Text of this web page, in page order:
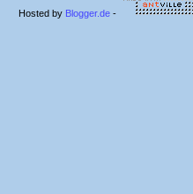
Hosted by Blogger.de -